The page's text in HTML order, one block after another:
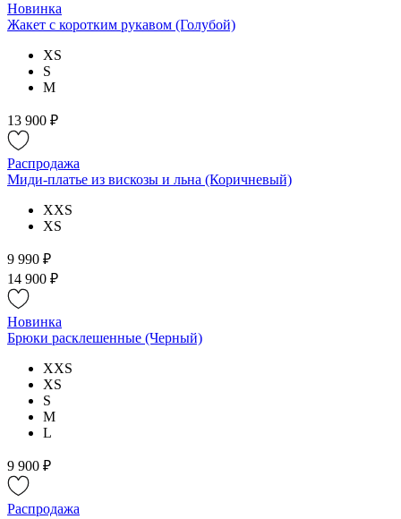
Новинка
Жакет с коротким рукавом (Голубой)
XS
S
M
13 900 ₽
Распродажа
Миди-платье из вискозы и льна (Коричневый)
XXS
XS
9 990 ₽
14 900 ₽
Новинка
Брюки расклешенные (Черный)
XXS
XS
S
M
L
9 900 ₽
Распродажа